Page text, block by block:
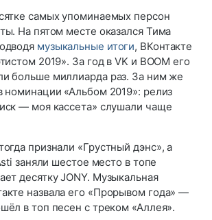
самых упоминаемых персон
На пятом месте оказался Тима
музыкальные итоги, ВКонтакте
2019». За год в VK и BOOM его
больше миллиарда раз. За ним же
номинации «Альбом 2019»: релиз
— моя кассета» слушали чаще
признали «Грустный дэнс», а
заняли шестое место в топе
десятку JONY. Музыкальная
назвала его «Прорывом года» —
в топ песен с треком «Аллея».